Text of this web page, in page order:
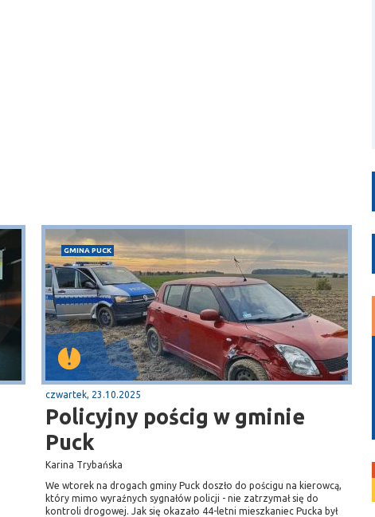
GMINA PUCK
czwartek, 23.10.2025
Policyjny pościg w gminie
Puck
Karina Trybańska
We wtorek na drogach gminy Puck doszło do pościgu na kierowcą,
który mimo wyraźnych sygnałów policji - nie zatrzymał się do
kontroli drogowej. Jak się okazało 44-letni mieszkaniec Pucka był